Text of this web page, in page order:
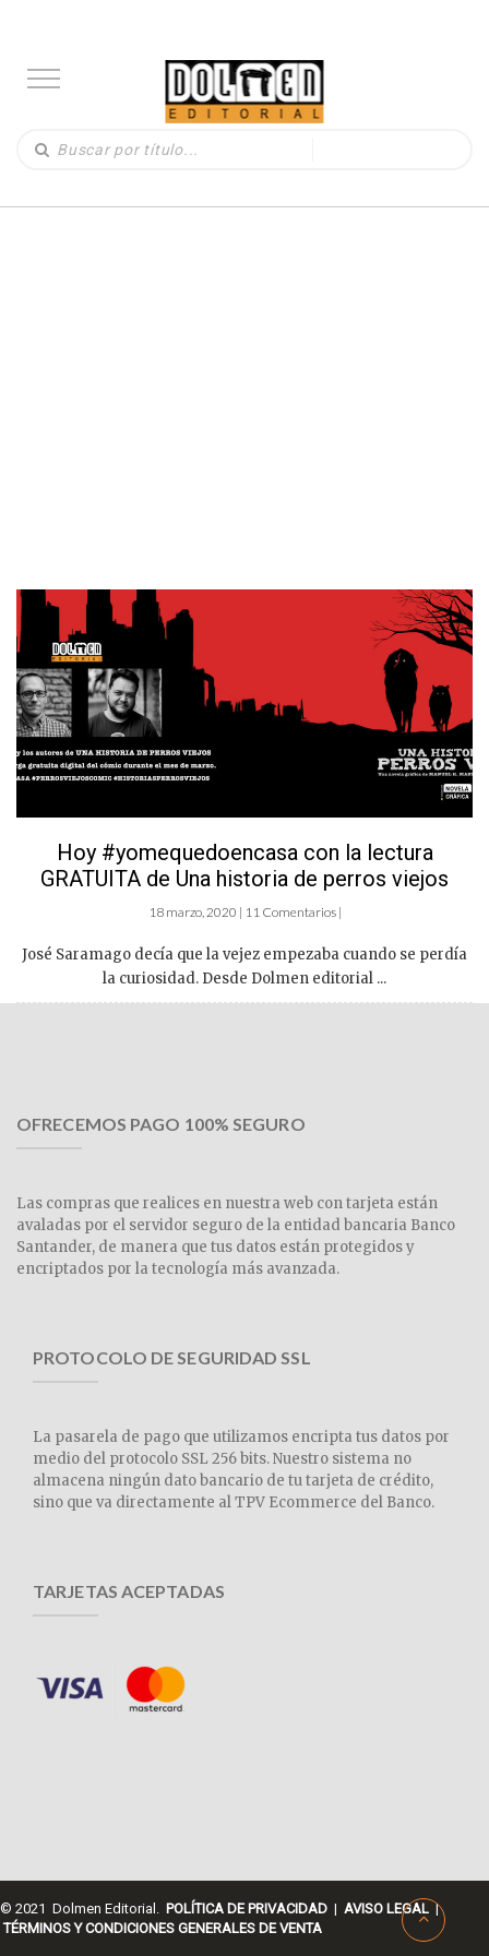
Hoy #yomequedoencasa con la lectura
GRATUITA de Una historia de perros viejos
18 marzo, 2020 | 11 Comentarios |
José Saramago decía que la vejez empezaba cuando se perdía
la curiosidad. Desde Dolmen editorial ...
OFRECEMOS PAGO 100% SEGURO
Las compras que realices en nuestra web con tarjeta están
avaladas por el servidor seguro de la entidad bancaria Banco
Santander, de manera que tus datos están protegidos y
encriptados por la tecnología más avanzada.
PROTOCOLO DE SEGURIDAD SSL
La pasarela de pago que utilizamos encripta tus datos por
medio del protocolo SSL 256 bits. Nuestro sistema no
almacena ningún dato bancario de tu tarjeta de crédito,
sino que va directamente al TPV Ecommerce del Banco.
TARJETAS ACEPTADAS
© 2021 Dolmen Editorial. POLÍTICA DE PRIVACIDAD | AVISO LEGAL |
TÉRMINOS Y CONDICIONES GENERALES DE VENTA